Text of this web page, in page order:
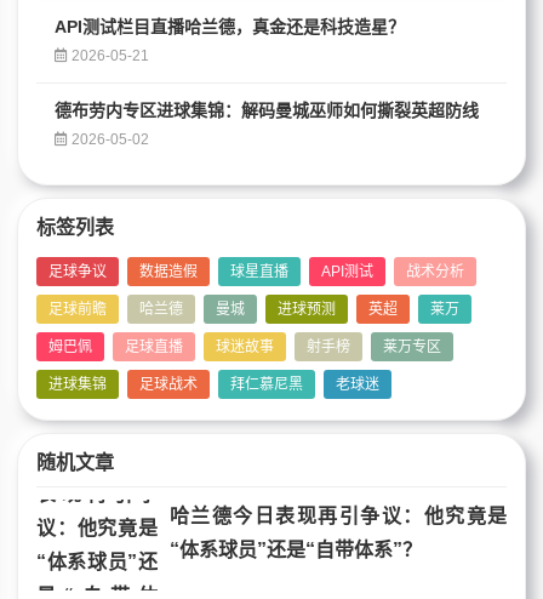
API测试栏目直播哈兰德，真金还是科技造星？
2026-05-21
德布劳内专区进球集锦：解码曼城巫师如何撕裂英超防线
2026-05-02
标签列表
足球争议 数据造假 球星直播 API测试 战术分析
足球前瞻 哈兰德 曼城 进球预测 英超 莱万
姆巴佩 足球直播 球迷故事 射手榜 莱万专区
进球集锦 足球战术 拜仁慕尼黑 老球迷
随机文章
哈兰德今日表现再引争议：他究竟是
“体系球员”还是“自带体系”？